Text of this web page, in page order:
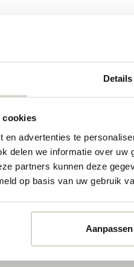
Details
cookies
en advertenties te
delen we informatie over
partners kunnen deze
op basis van uw gebruik
Aanpassen